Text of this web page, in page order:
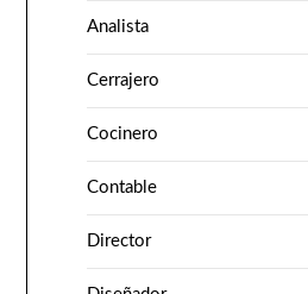
Analista
Cerrajero
Cocinero
Contable
Director